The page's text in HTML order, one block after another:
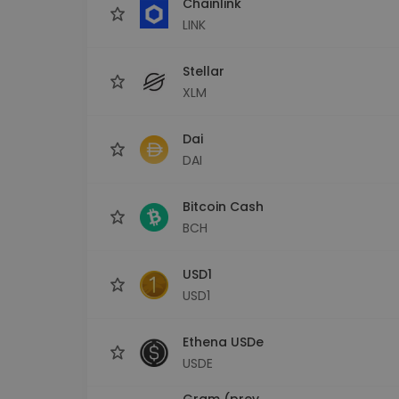
LINK
Stellar
XLM
Dai
DAI
Bitcoin Cash
BCH
USD1
USD1
Ethena USDe
USDE